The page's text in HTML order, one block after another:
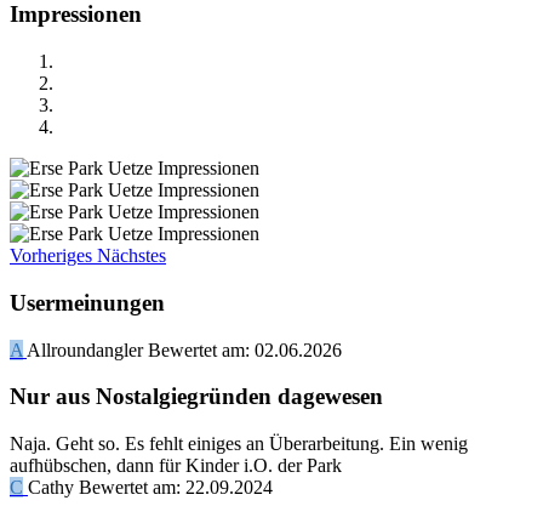
Impressionen
Vorheriges Nächstes
Usermeinungen
A Allroundangler Bewertet am: 02.06.2026
Nur aus Nostalgiegründen dagewesen
Naja. Geht so. Es fehlt einiges an Überarbeitung. Ein wenig
aufhübschen, dann für Kinder i.O. der Park
C Cathy Bewertet am: 22.09.2024